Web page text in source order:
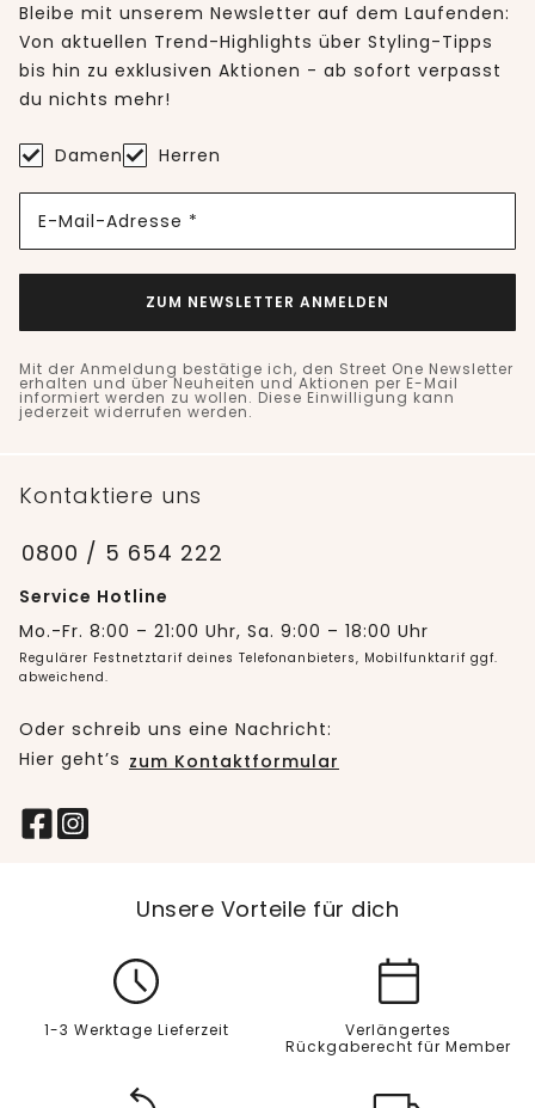
Bleibe mit unserem Newsletter auf dem Laufenden:
Von aktuellen Trend-Highlights über Styling-Tipps
bis hin zu exklusiven Aktionen - ab sofort verpasst
du nichts mehr!
Damen Herren
E-Mail-Adresse *
ZUM NEWSLETTER ANMELDEN
Mit der Anmeldung bestätige ich, den Street One Newsletter
erhalten und über Neuheiten und Aktionen per E-Mail
informiert werden zu wollen. Diese Einwilligung kann
jederzeit widerrufen werden.
Kontaktiere uns
0800 / 5 654 222
Service Hotline
Mo.-Fr. 8:00 – 21:00 Uhr, Sa. 9:00 – 18:00 Uhr
Regulärer Festnetztarif deines Telefonanbieters, Mobilfunktarif ggf.
abweichend.
Oder schreib uns eine Nachricht:
Hier geht’s zum Kontaktformular
Unsere Vorteile für dich
1-3 Werktage Lieferzeit
Verlängertes
Rückgaberecht für Member